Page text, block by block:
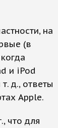
на
(в
и iPod
д., ответы
Apple.
что для